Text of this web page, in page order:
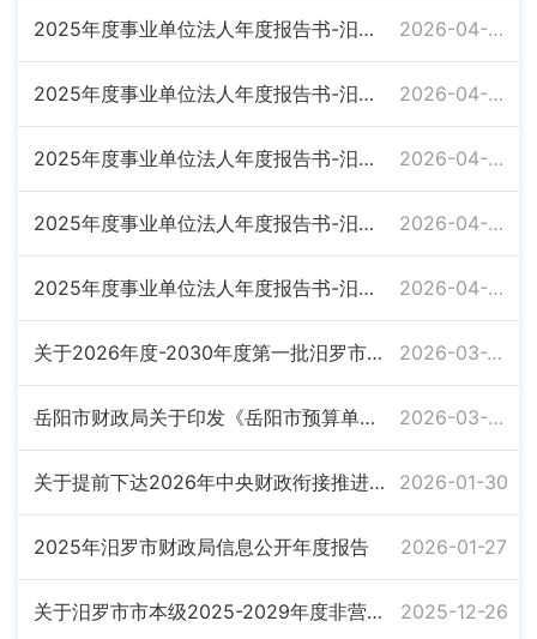
2025年度事业单位法人年度报告书-汨罗市乡镇财政服务中心 2026-04-02
2025年度事业单位法人年度报告书-汨罗市城市建设资金服务中心 2026-04-02
2025年度事业单位法人年度报告书-汨罗市财政信息中心 2026-04-02
2025年度事业单位法人年度报告书-汨罗市财政投资评审中心 2026-04-02
2025年度事业单位法人年度报告书-汨罗市财政统一发放工资中心 2026-04-02
关于2026年度-2030年度第一批汨罗市市本级非营利组织免税资格名单的公示 2026-03-20
岳阳市财政局关于印发《岳阳市预算单位政府集中采购目录及标准指引（2025年版）》的通知 2026-03-03
关于提前下达2026年中央财政衔接推进乡村振兴补助资金的通知 2026-01-30
2025年汨罗市财政局信息公开年度报告 2026-01-27
关于汨罗市市本级2025-2029年度非营利组织免税资格认定（第二批）的名单公示 2025-12-26